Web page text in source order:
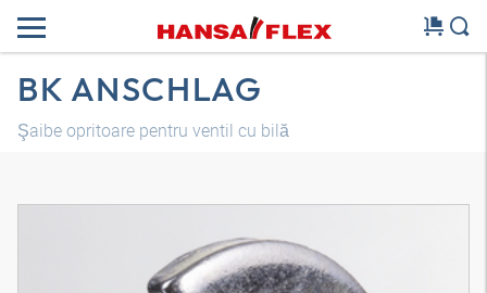
BK ANSCHLAG
Şaibe opritoare pentru ventil cu bilă